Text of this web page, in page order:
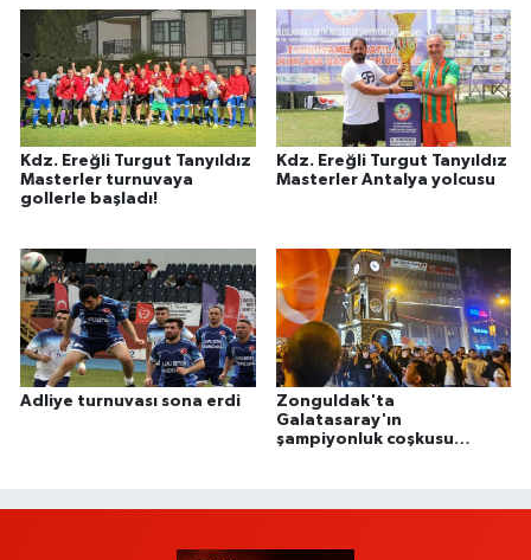
Kdz. Ereğli Turgut Tanyıldız
Masterler turnuvaya
gollerle başladı!
Kdz. Ereğli Turgut Tanyıldız
Masterler Antalya yolcusu
Adliye turnuvası sona erdi
Zonguldak'ta
Galatasaray'ın
şampiyonluk coşkusu